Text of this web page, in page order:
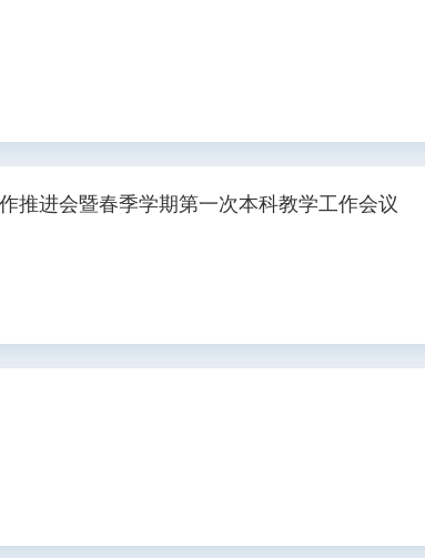
推进会暨春季学期第一次本科教学工作会议